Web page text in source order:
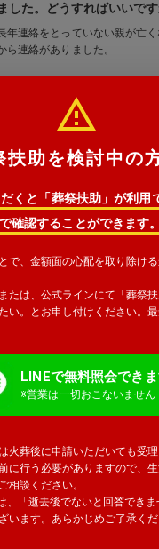
ました。どうすればいいです
年連絡をとっていない親が亡
ら連絡がありました。
遠方からでも葬儀
「遠方の親戚が亡く
署から連絡がありま
771-
扶助を検討中の
くと「葬祭扶助」が利用
確認することができます。
で、金額面の心配を取り除け
たは、公式ラインにて「葬祭
い。とお申し付けください。
LINEで無料照会でき
※営業は一切おこないません
火葬後に申請いただいても受理
に行う必要がありますので、
相談ください。
、「逝去後でないと回答でき
います。あらかじめご了承くだ